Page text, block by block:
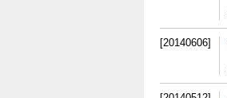
[20140606]